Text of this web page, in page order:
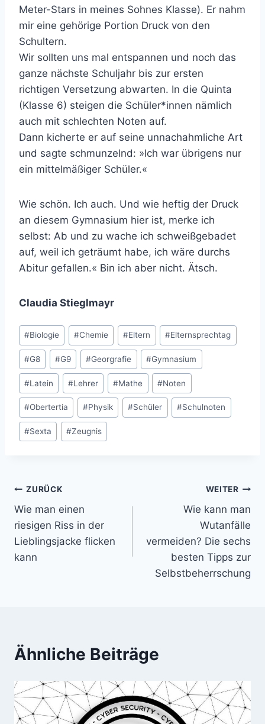
Meter-Stars in meines Sohnes Klasse). Er nahm
mir eine gehörige Portion Druck von den
Schultern.
Wir sollten uns mal entspannen und noch das
ganze nächste Schuljahr bis zur ersten
richtigen Versetzung abwarten. In die Quinta
(Klasse 6) steigen die Schüler*innen nämlich
auch mit schlechten Noten auf.
Dann kicherte er auf seine unnachahmliche Art
und sagte schmunzelnd: »Ich war übrigens nur
ein mittelmäßiger Schüler.«
Wie schön. Ich auch. Und wie heftig der Druck
an diesem Gymnasium hier ist, merke ich
selbst: Ab und zu wache ich schweißgebadet
auf, weil ich geträumt habe, ich wäre durchs
Abitur gefallen.« Bin ich aber nicht. Ätsch.
Claudia Stieglmayr
Schlagworte:
#Biologie #Chemie #Eltern #Elternsprechtag
#G8 #G9 #Georgrafie #Gymnasium
#Latein #Lehrer #Mathe #Noten
#Obertertia #Physik #Schüler #Schulnoten
#Sexta #Zeugnis
Beitragsnavigation
ZURÜCK
Wie man einen
riesigen Riss in der
Lieblingsjacke flicken
kann
WEITER
Wie kann man
Wutanfälle
vermeiden? Die sechs
besten Tipps zur
Selbstbeherrschung
Ähnliche Beiträge